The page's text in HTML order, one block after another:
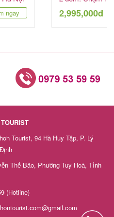
ngay
VinWonders
2,995,000đ
Tourist, 94 Hà Huy Tập, P. Lý
Thế Bảo, Phường Tuy Hoà, Tỉnh
(Hotline)